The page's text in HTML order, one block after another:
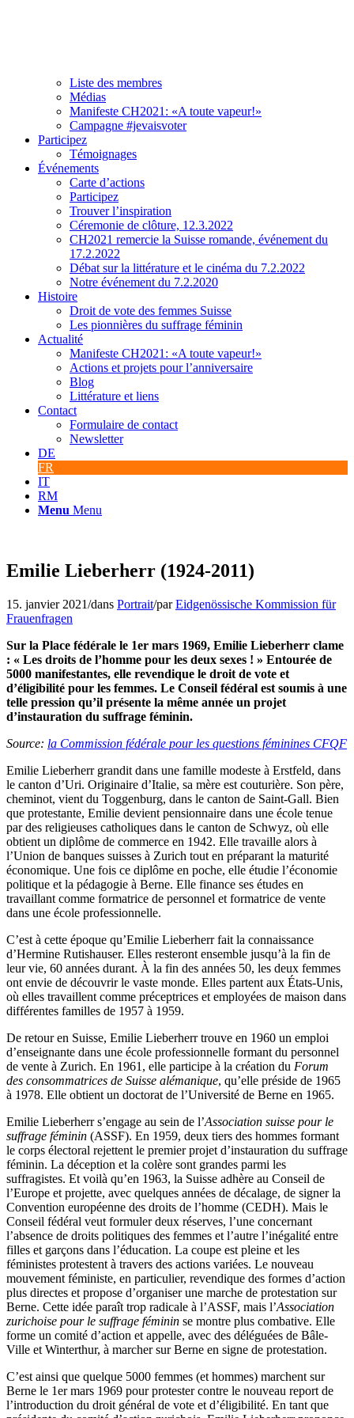
Liste des membres
Médias
Manifeste CH2021: «A toute vapeur!»
Campagne #jevaisvoter
Participez
Témoignages
Événements
Carte d’actions
Participez
Trouver l’inspiration
Céremonie de clôture, 12.3.2022
CH2021 remercie la Suisse romande, événement du
17.2.2022
Débat sur la littérature et le cinéma du 7.2.2022
Notre événement du 7.2.2020
Histoire
Droit de vote des femmes Suisse
Les pionnières du suffrage féminin
Actualité
Manifeste CH2021: «A toute vapeur!»
Actions et projets pour l’anniversaire
Blog
Littérature et liens
Contact
Formulaire de contact
Newsletter
DE
FR
IT
RM
Menu Menu
Emilie Lieberherr (1924-2011)
15. janvier 2021/dans Portrait/parEidgenössische Kommission für
Frauenfragen
Sur la Place fédérale le 1er mars 1969, Emilie Lieberherr clame
: « Les droits de l’homme pour les deux sexes ! » Entourée de
5000 manifestantes, elle revendique le droit de vote et
d’éligibilité pour les femmes. Le Conseil fédéral est soumis à une
telle pression qu’il présente la même année un projet
d’instauration du suffrage féminin.
Source: la Commission fédérale pour les questions féminines CFQF
Emilie Lieberherr grandit dans une famille modeste à Erstfeld, dans
le canton d’Uri. Originaire d’Italie, sa mère est couturière. Son père,
cheminot, vient du Toggenburg, dans le canton de Saint-Gall. Bien
que protestante, Emilie devient pensionnaire dans une école tenue
par des religieuses catholiques dans le canton de Schwyz, où elle
obtient un diplôme de commerce en 1942. Elle travaille alors à
l’Union de banques suisses à Zurich tout en préparant la maturité
économique. Une fois ce diplôme en poche, elle étudie l’économie
politique et la pédagogie à Berne. Elle finance ses études en
travaillant comme formatrice de personnel et formatrice de vente
dans une école professionnelle.
C’est à cette époque qu’Emilie Lieberherr fait la connaissance
d’Hermine Rutishauser. Elles resteront ensemble jusqu’à la fin de
leur vie, 60 années durant. À la fin des années 50, les deux femmes
ont envie de découvrir le vaste monde. Elles partent aux États-Unis,
où elles travaillent comme préceptrices et employées de maison dans
différentes familles de 1957 à 1959.
De retour en Suisse, Emilie Lieberherr trouve en 1960 un emploi
d’enseignante dans une école professionnelle formant du personnel
de vente à Zurich. En 1961, elle participe à la création du Forum
des consommatrices de Suisse alémanique, qu’elle préside de 1965
à 1978. Elle obtient un doctorat de l’Université de Berne en 1965.
Emilie Lieberherr s’engage au sein de l’Association suisse pour le
suffrage féminin (ASSF). En 1959, deux tiers des hommes formant
le corps électoral rejettent le premier projet d’instauration du suffrage
féminin. La déception et la colère sont grandes parmi les
suffragistes. Et voilà qu’en 1963, la Suisse adhère au Conseil de
l’Europe et projette, avec quelques années de décalage, de signer la
Convention européenne des droits de l’homme (CEDH). Mais le
Conseil fédéral veut formuler deux réserves, l’une concernant
l’absence de droits politiques des femmes et l’autre l’inégalité entre
filles et garçons dans l’éducation. La coupe est pleine et les
féministes protestent à travers des actions variées. Le nouveau
mouvement féministe, en particulier, revendique des formes d’action
plus directes et propose d’organiser une marche de protestation sur
Berne. Cette idée paraît trop radicale à l’ASSF, mais l’Association
zurichoise pour le suffrage féminin se montre plus combative. Elle
forme un comité d’action et appelle, avec des déléguées de Bâle-
Ville et Winterthur, à marcher sur Berne en signe de protestation.
C’est ainsi que quelque 5000 femmes (et hommes) marchent sur
Berne le 1ermars 1969 pour protester contre le nouveau report de
l’introduction du droit général de vote et d’éligibilité. En tant que